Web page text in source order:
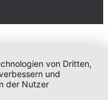
von Dritten,
und
der Nutzer